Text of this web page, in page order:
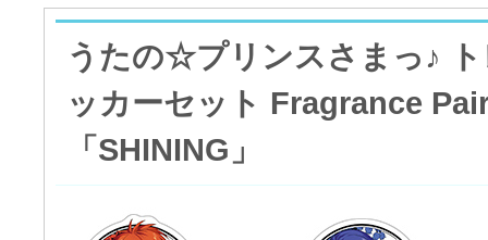
うたの☆プリンスさまっ♪
ッカーセット Fragrance
「SHINING」